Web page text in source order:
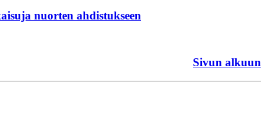
nuorten ahdistukseen
Sivun alkuun